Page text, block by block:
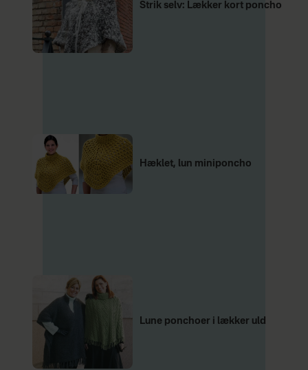
Strik selv: Lækker kort poncho
Hæklet, lun miniponcho
Lune ponchoer i lækker uld